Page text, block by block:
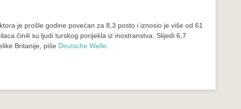
je prošle godine povećan za 8,3 posto i iznosio je više od 61
činili su ljudi turskog porijekla iz inostranstva. Slijedi 6,7
Britanije, piše Deutsche Welle